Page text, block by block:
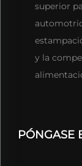
superior
y la
PÓNGASE